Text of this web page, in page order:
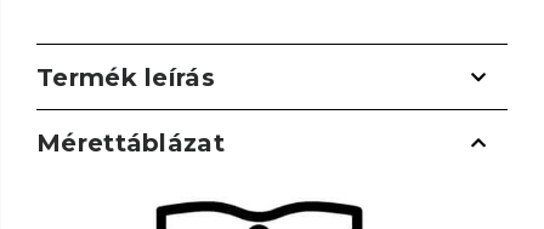
Termék leírás
Mérettáblázat